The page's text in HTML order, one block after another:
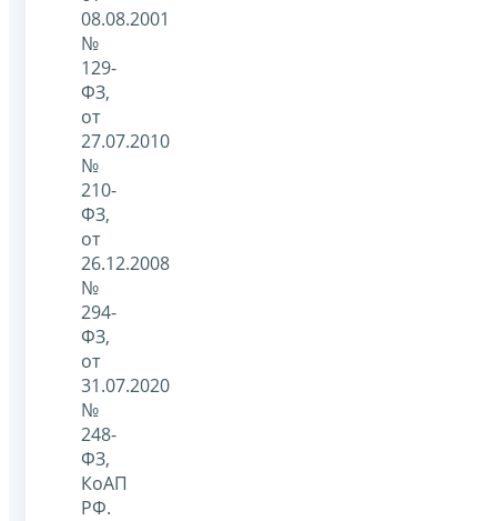
08.08.2001
№
129-
ФЗ,
от
27.07.2010
№
210-
ФЗ,
от
26.12.2008
№
294-
ФЗ,
от
31.07.2020
№
248-
ФЗ,
КоАП
РФ.